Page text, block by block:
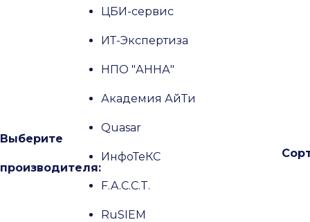
Выберите
производителя:
ЦБИ-сервис
ИТ-Экспертиза
НПО "АННА"
Академия АйТи
Quasar
ИнфоТеКС
F.A.C.C.T.
RuSIEM